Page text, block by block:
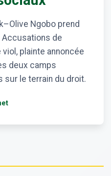
Ngobo prend
Accusations de
plainte annoncée
deux camps
sur le terrain du droit.